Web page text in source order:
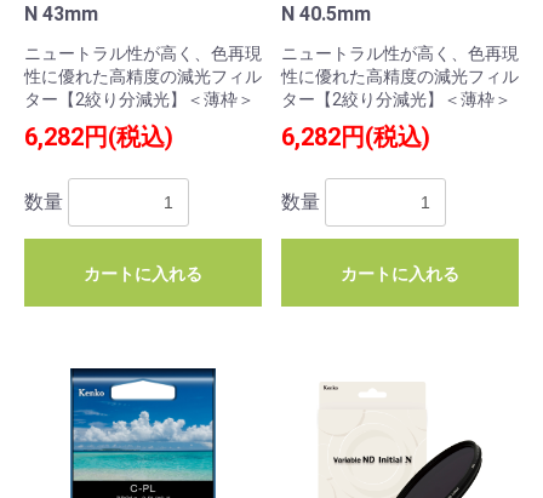
N 43mm
ニュートラル性が高く、色再現
性に優れた高精度の減光フィル
ター【2絞り分減光】＜薄枠＞
6,282円(税込)
数量
カートに入れる
N 40.5mm
ニュートラル性が高く、色再現
性に優れた高精度の減光フィル
ター【2絞り分減光】＜薄枠＞
6,282円(税込)
数量
カートに入れる